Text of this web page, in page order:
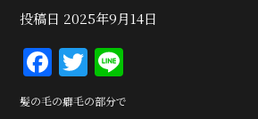
投稿日 2025年9月14日
F
a
T
w n
髪の毛の癖毛の部分で